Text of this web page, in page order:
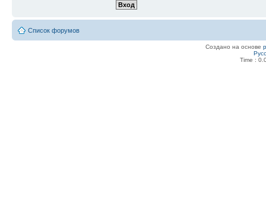
Список форумов
Создано на основе
Time :